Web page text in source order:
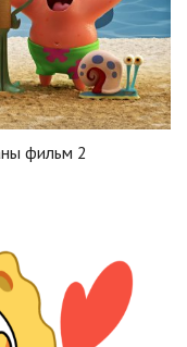
фильм 2